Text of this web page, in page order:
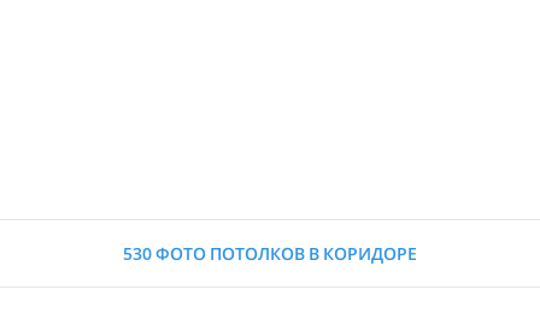
530 ФОТО ПОТОЛКОВ В КОРИДОРЕ